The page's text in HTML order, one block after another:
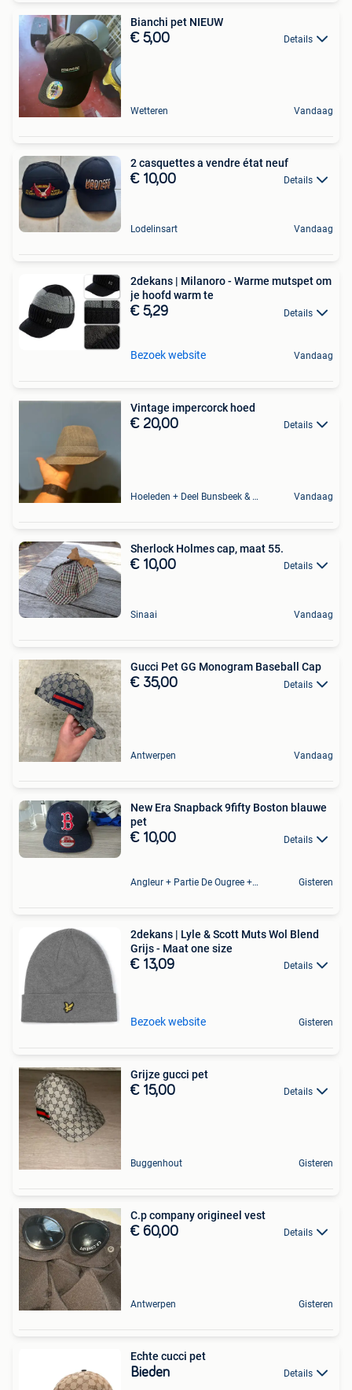
Bianchi pet NIEUW
€ 5,00 Details
Wetteren Vandaag
2 casquettes a vendre état neuf
€ 10,00 Details
Lodelinsart Vandaag
2dekans | Milanoro - Warme mutspet om
je hoofd warm te
€ 5,29 Details
Bezoek website Vandaag
Vintage impercorck hoed
€ 20,00 Details
Hoeleden + Deel Bunsbeek & Sint-Magriete-Houtem Vandaag
Sherlock Holmes cap, maat 55.
€ 10,00 Details
Sinaai Vandaag
Gucci Pet GG Monogram Baseball Cap
€ 35,00 Details
Antwerpen Vandaag
New Era Snapback 9fifty Boston blauwe
pet
€ 10,00 Details
Angleur + Partie De Ougree + Partie De Tilff Et De Embourg Gisteren
2dekans | Lyle & Scott Muts Wol Blend
Grijs - Maat one size
€ 13,09 Details
Bezoek website Gisteren
Grijze gucci pet
€ 15,00 Details
Buggenhout Gisteren
C.p company origineel vest
€ 60,00 Details
Antwerpen Gisteren
Echte cucci pet
Bieden Details